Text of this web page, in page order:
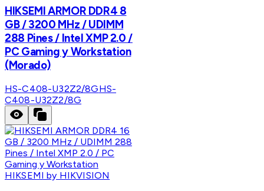
HIKSEMI ARMOR DDR4 8
GB / 3200 MHz / UDIMM
288 Pines / Intel XMP 2.0 /
PC Gaming y Workstation
(Morado)
HS-C408-U32Z2/8GHS-
C408-U32Z2/8G
HIKSEMI by HIKVISION